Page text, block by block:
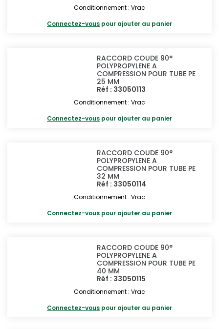
Conditionnement : Vrac
Connectez-vous pour ajouter au panier
RACCORD COUDE 90°
POLYPROPYLENE A
COMPRESSION POUR TUBE PE
25 MM
Réf : 33050113
Conditionnement : Vrac
Connectez-vous pour ajouter au panier
RACCORD COUDE 90°
POLYPROPYLENE A
COMPRESSION POUR TUBE PE
32 MM
Réf : 33050114
Conditionnement : Vrac
Connectez-vous pour ajouter au panier
RACCORD COUDE 90°
POLYPROPYLENE A
COMPRESSION POUR TUBE PE
40 MM
Réf : 33050115
Conditionnement : Vrac
Connectez-vous pour ajouter au panier